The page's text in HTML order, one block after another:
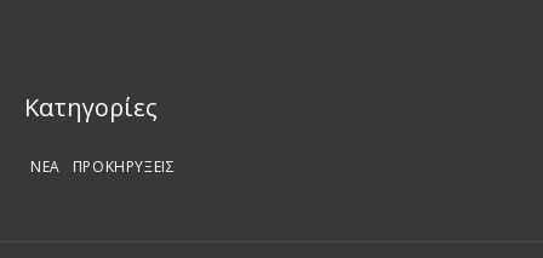
Kατηγορίες
ΝΕΑ ΠΡΟΚΗΡΥΞΕΙΣ